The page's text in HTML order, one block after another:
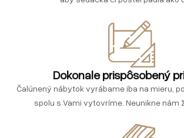
Dokonale prispôsobený
Čalúnený nábytok vyrábame iba na mieru,
spolu s Vami vytovríme. Neunikne nám